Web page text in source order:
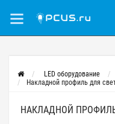
LED оборудование
Накладной профиль для
НАКЛАДНОЙ